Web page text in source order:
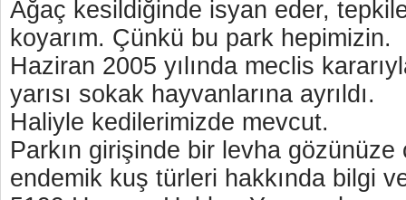
Ağaç kesildiğinde isyan eder,
koyarım. Çünkü bu park hepimizin.
Haziran 2005 yılında meclis
yarısı sokak hayvanlarına ayrıldı.
Haliyle kedilerimizde mevcut.
Parkın girişinde bir levha
endemik kuş türleri hakkında bilgi